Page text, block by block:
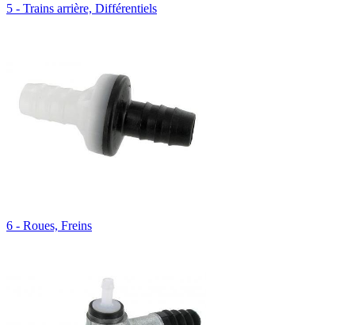
5 - Trains arrière, Différentiels
6 - Roues, Freins